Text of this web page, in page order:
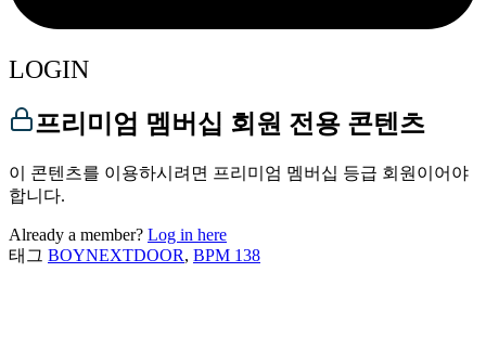
LOGIN
프리미엄 멤버십 회원 전용 콘텐츠
이 콘텐츠를 이용하시려면 프리미엄 멤버십 등급 회원이어야
합니다.
Already a member? Log in here
태그 BOYNEXTDOOR, BPM 138